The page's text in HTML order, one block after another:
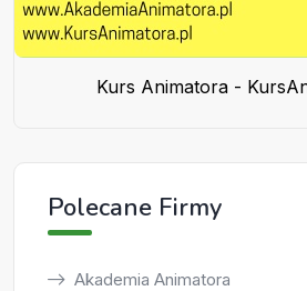
Kurs Animatora -
Polecane Firmy
Akademia Animatora